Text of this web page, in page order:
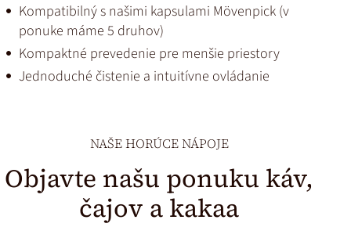
Kompatibilný s našimi kapsulami Mövenpick (v
ponuke máme 5 druhov)
Kompaktné prevedenie pre menšie priestory
Jednoduché čistenie a intuitívne ovládanie
NAŠE HORÚCE NÁPOJE
Objavte našu ponuku káv,
čajov a kakaa